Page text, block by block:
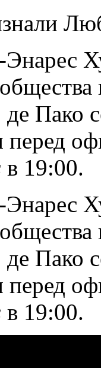
Пако
перед
в 19:00.
Пако
перед
в 19:00.